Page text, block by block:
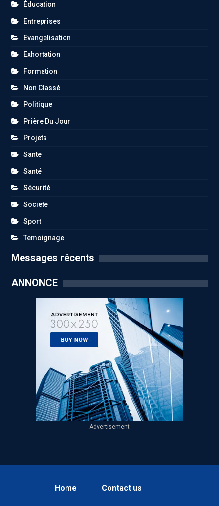
Éducation
Entreprises
Evangelisation
Exhortation
Formation
Non Classé
Politique
Prière Du Jour
Projets
Sante
Santé
Sécurité
Societe
Sport
Temoignage
Messages récents
ANNONCE
- Advertisement -
Home Contact us